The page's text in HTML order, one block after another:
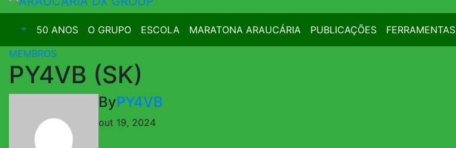
50 ANOS O GRUPO ESCOLA MARATONA ARAUCÁRIA PUBLICAÇÕES FERRAMENTAS
MEMBROS
PY4VB (SK)
ByPY4VB
out 19, 2024